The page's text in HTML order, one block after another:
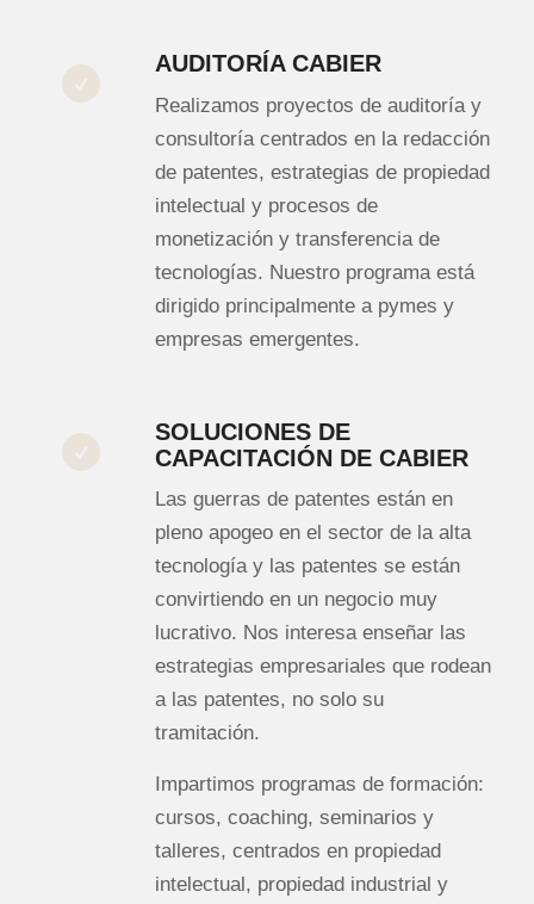
AUDITORÍA CABIER
Realizamos proyectos de auditoría y
consultoría centrados en la redacción
de patentes, estrategias de propiedad
intelectual y procesos de
monetización y transferencia de
tecnologías. Nuestro programa está
dirigido principalmente a pymes y
empresas emergentes.
SOLUCIONES DE
CAPACITACIÓN DE CABIER
Las guerras de patentes están en
pleno apogeo en el sector de la alta
tecnología y las patentes se están
convirtiendo en un negocio muy
lucrativo. Nos interesa enseñar las
estrategias empresariales que rodean
a las patentes, no solo su
tramitación.
Impartimos programas de formación:
cursos, coaching, seminarios y
talleres, centrados en propiedad
intelectual, propiedad industrial y